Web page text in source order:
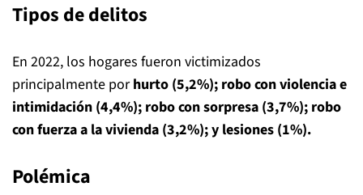
Tipos de delitos
En 2022, los hogares fueron victimizados
principalmente porhurto (5,2%); robo con violencia e
intimidación (4,4%); robo con sorpresa (3,7%); robo
con fuerza a la vivienda (3,2%); y lesiones (1%).
Polémica